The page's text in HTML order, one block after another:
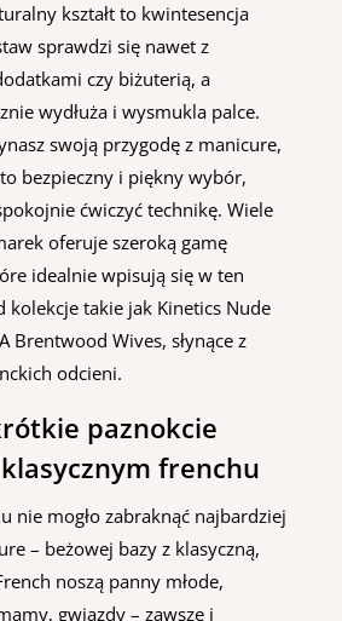
kształt to kwintesencja
sprawdzi się nawet z
czy biżuterią, a
wydłuża i wysmukla palce.
swoją przygodę z manicure,
bezpieczny i piękny wybór,
ćwiczyć technikę. Wiele
oferuje szeroką gamę
idealnie wpisują się w ten
kolekcje takie jak Kinetics Nude
Brentwood Wives, słynące z
odcieni.
paznokcie
frenchu
nie mogło zabraknąć najbardziej
– beżowej bazy z klasyczną,
noszą panny młode,
gwiazdy – zawsze i